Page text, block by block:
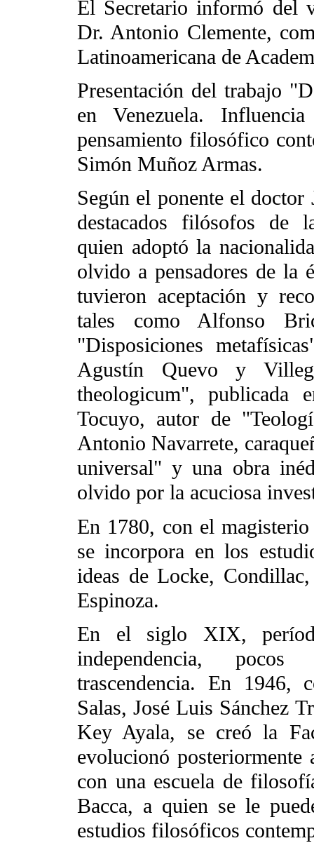
El Secretario informó del
Dr. Antonio Clemente,
Latinoamericana de
Presentación del trabajo
en Venezuela.
pensamiento filosófico
Simón Muñoz Armas.
Según el ponente el
destacados filósofos de
quien adoptó la
olvido a pensadores de la
tuvieron aceptación y
tales como Alfonso
"Disposiciones
Agustín Quevo y
theologicum", publicada
Tocuyo, autor de
Antonio Navarrete,
universal" y una obra
olvido por la acuciosa
En 1780, con el
se incorpora en los
ideas de Locke,
Espinoza.
En el siglo XIX,
independencia,
trascendencia. En 1946,
Salas, José Luis Sánchez
Key Ayala, se creó la
evolucionó
con una escuela de
Bacca, a quien se le
estudios filosóficos